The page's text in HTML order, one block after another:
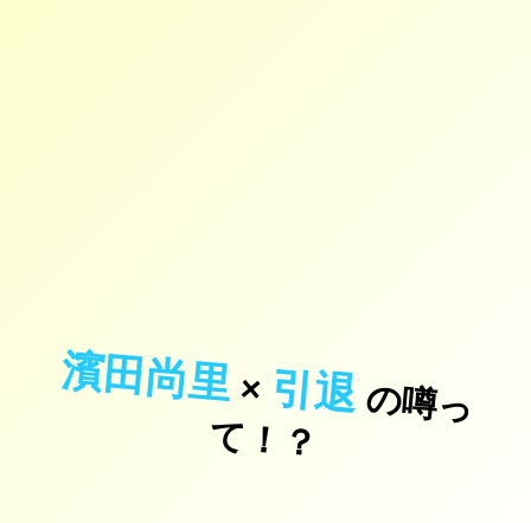
濱田尚里× 引退の
噂
っ
て
！
？